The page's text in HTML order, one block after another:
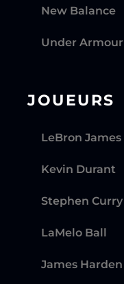
New Balance
Under Armour
JOUEURS
LeBron James
Kevin Durant
Stephen Curry
LaMelo Ball
James Harden